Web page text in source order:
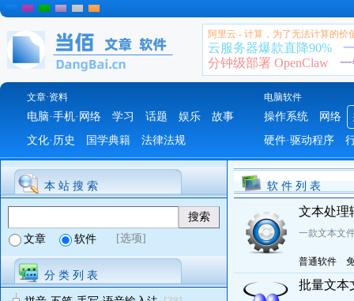
阿里云 - 计算，为了无法计算的价
云服务器爆款直降90%
分钟级部署 OpenClaw
文章·资料 电脑软件
电脑·手机·网络 学习 话题 娱乐
故事
文化·历史
国学典籍 法律法规
操作系统 网络
硬件·驱动程序
本 站 搜 索
文章 软件 [选项]
分 类 列 表
软 件 列 表
文本处理
一款文本文
普通软件
批量文本